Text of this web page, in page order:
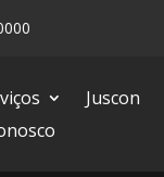
Juscon